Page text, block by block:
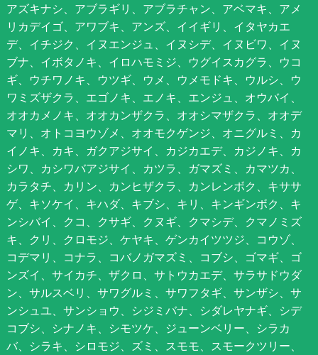
アズキナシ、アブラギリ、アブラチャン、アベマキ、アメ
リカデイゴ、アワブキ、アンズ、イイギリ、イタヤカエ
デ、イチジク、イヌエンジュ、イヌシデ、イヌビワ、イヌ
ブナ、イボタノキ、イロハモミジ、ウグイスカグラ、ウコ
ギ、ウチワノキ、ウツギ、ウメ、ウメモドキ、ウルシ、ウ
ワミズザクラ、エゴノキ、エノキ、エンジュ、オウバイ、
オオカメノキ、オオカンザクラ、オオシマザクラ、オオデ
マリ、オトコヨウゾメ、オオモクゲンジ、オニグルミ、カ
イノキ、カキ、ガクアジサイ、カジカエデ、カジノキ、カ
シワ、カシワバアジサイ、カツラ、ガマズミ、カマツカ、
カラタチ、カリン、カンヒザクラ、カンレンボク、キササ
ゲ、キソケイ、キハダ、キブシ、キリ、キンギンボク、キ
ンシバイ、クコ、クサギ、クヌギ、クマシデ、クマノミズ
キ、クリ、クロモジ、ケヤキ、ゲンカイツツジ、コウゾ、
コデマリ、コナラ、コバノガマズミ、コブシ、ゴマギ、ゴ
ンズイ、サイカチ、ザクロ、サトウカエデ、サラサドウダ
ン、サルスベリ、サワグルミ、サワフタギ、サンザシ、サ
ンシュユ、サンショウ、シジミバナ、シダレヤナギ、シデ
コブシ、シナノキ、シモツケ、ジューンベリー、シラカ
バ、シラキ、シロモジ、ズミ、スモモ、スモークツリー、